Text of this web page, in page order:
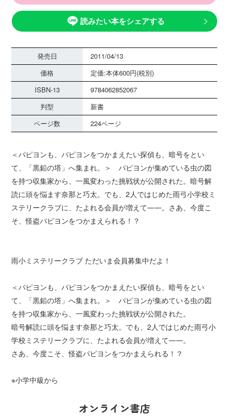
読みたい本をシェアする
発売日
2011/04/13
価格
定価:本体600円(税別)
ISBN-13
9784062852067
判型
新書
ページ数
224ページ
＜パピヨンも、パピヨンをつかまえたい探偵も、暗号をとい
て、「黒鉛の塔」へ集まれ。＞ パピヨンが集めている虫の図
を持つ収集家から、一風変わった挑戦状が公開された。暗号解
読に頭を悩ます奈那と巧太。でも、2人ではじめた雨弓小学校ミ
ステリークラブに、たよれる会員が増えて――。さあ、今度こ
そ、怪盗パピヨンをつかまえられる！？
雨小ミステリークラブ ただいま会員募集中だよ！
＜パピヨンも、パピヨンをつかまえたい探偵も、暗号をとい
て、「黒鉛の塔」へ集まれ。＞ パピヨンが集めている虫の図
を持つ収集家から、一風変わった挑戦状が公開された。
暗号解読に頭を悩ます奈那と巧太。でも、2人ではじめた雨弓小
学校ミステリークラブに、たよれる会員が増えて――。
さあ、今度こそ、怪盗パピヨンをつかまえられる！？
※小学中級から
オンライン書店